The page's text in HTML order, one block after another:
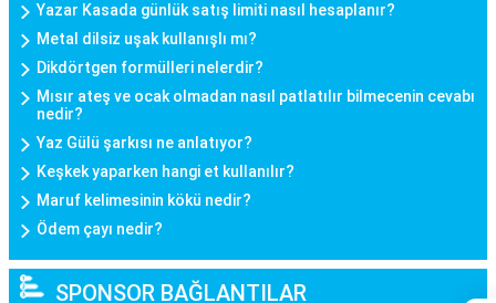
Yazar Kasada günlük satış limiti nasıl hesaplanır?
Metal dilsiz uşak kullanışlı mı?
Dikdörtgen formülleri nelerdir?
Mısır ateş ve ocak olmadan nasıl patlatılır bilmecenin cevabı
nedir?
Yaz Gülü şarkısı ne anlatıyor?
Keşkek yaparken hangi et kullanılır?
Maruf kelimesinin kökü nedir?
Ödem çayı nedir?
SPONSOR BAĞLANTILAR